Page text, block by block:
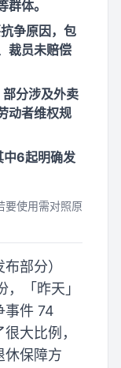
体。
争原因，包
裁员未赔偿
分涉及外卖
动者维权规
中6起明确发
要使用需对照原
部分）
「昨天」
事件 74
大比例，
休保障方